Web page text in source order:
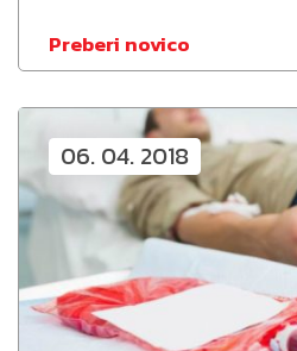
Preberi novico
06. 04. 2018